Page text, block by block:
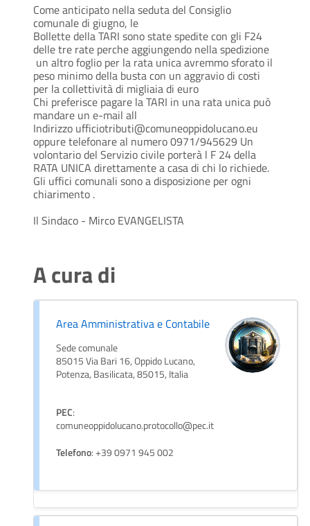
Come anticipato nella seduta del Consiglio
comunale di giugno, le
Bollette della TARI sono state spedite con gli F24
delle tre rate perche aggiungendo nella spedizione
un altro foglio per la rata unica avremmo sforato il
peso minimo della busta con un aggravio di costi
per la collettività di migliaia di euro
Chi preferisce pagare la TARI in una rata unica può
mandare un e-mail all
Indirizzo ufficiotributi@comuneoppidolucano.eu
oppure telefonare al numero 0971/945629 Un
volontario del Servizio civile porterà l F 24 della
RATA UNICA direttamente a casa di chi lo richiede.
Gli uffici comunali sono a disposizione per ogni
chiarimento .
Il Sindaco - Mirco EVANGELISTA
A cura di
Area Amministrativa e Contabile
Sede comunale
85015 Via Bari 16, Oppido Lucano,
Potenza, Basilicata, 85015, Italia
PEC:
comuneoppidolucano.protocollo@pec.it
Telefono: +39 0971 945 002